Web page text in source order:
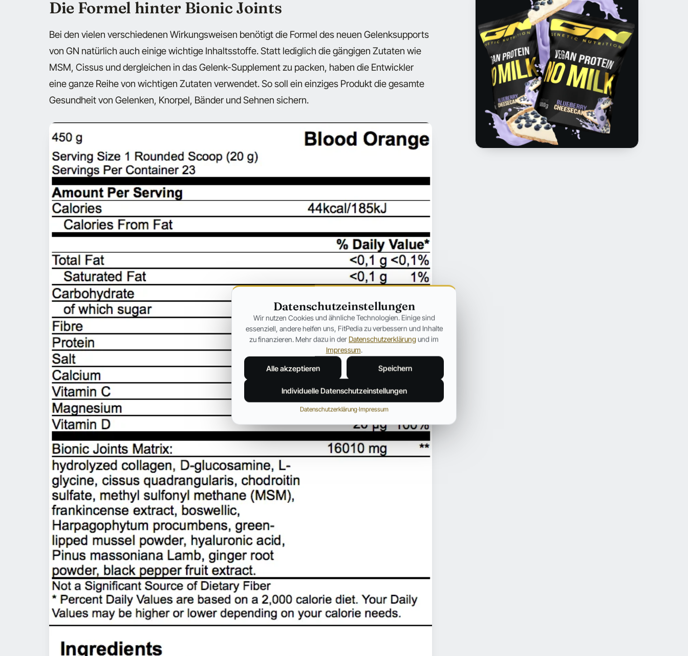
Die Formel hinter Bionic Joints
Bei den vielen verschiedenen Wirkungsweisen benötigt die Formel des neuen Gelenksupports
von GN natürlich auch einige wichtige Inhaltsstoffe. Statt lediglich die gängigen Zutaten wie
MSM, Cissus und dergleichen in das Gelenk-Supplement zu packen, haben die Entwickler
eine ganze Reihe von wichtigen Zutaten verwendet. So soll ein einziges Produkt die gesamte
Gesundheit von Gelenken, Knorpel, Bänder und Sehnen sichern.
Datenschutzeinstellungen
Wir nutzen Cookies und ähnliche Technologien. Einige sind
essenziell, andere helfen uns, FitPedia zu verbessern und Inhalte
zu finanzieren. Mehr dazu in der Datenschutzerklärungund im
Impressum.
Alle akzeptieren Speichern
Individuelle Datenschutzeinstellungen
Datenschutzerklärung·Impressum